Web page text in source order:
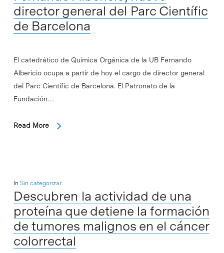
director general del Parc Científic
de Barcelona
El catedrático de Química Orgánica de la UB Fernando
Albericio ocupa a partir de hoy el cargo de director general
del Parc Científic de Barcelona. El Patronato de la
Fundación…
Read More
In Sin categorizar
Descubren la actividad de una
proteína que detiene la formación
de tumores malignos en el cáncer
colorrectal